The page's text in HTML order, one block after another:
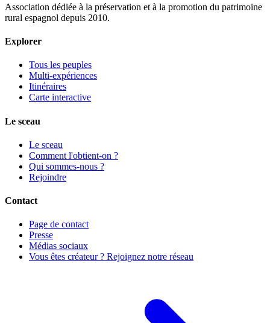
Association dédiée à la préservation et à la promotion du patrimoine
rural espagnol depuis 2010.
Explorer
Tous les peuples
Multi-expériences
Itinéraires
Carte interactive
Le sceau
Le sceau
Comment l'obtient-on ?
Qui sommes-nous ?
Rejoindre
Contact
Page de contact
Presse
Médias sociaux
Vous êtes créateur ? Rejoignez notre réseau